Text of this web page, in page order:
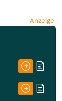
Anzeige